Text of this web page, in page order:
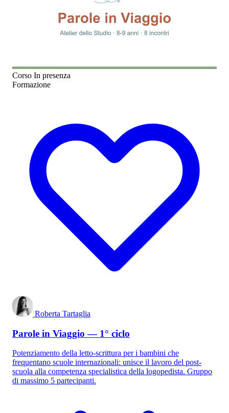
Corso In presenza
Formazione
Roberta Tartaglia
Parole in Viaggio — 1° ciclo
Potenziamento della letto-scrittura per i bambini che
frequentano scuole internazionali: unisce il lavoro del post-
scuola alla competenza specialistica della logopedista. Gruppo
di massimo 5 partecipanti.